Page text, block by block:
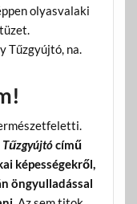
olyasvalaki
Tűzgyújtó, na.
Tűzgyújtócímű
képességekről,
öngyulladással